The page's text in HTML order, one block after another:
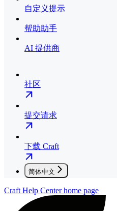
自定义提示
帮助助手
AI 提供商
社区
提交请求
下载 Craft
简体中文
Craft Help Centerhome page